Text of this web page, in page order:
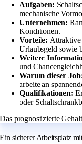
Aufgaben:
mechanische
Unternehmen:
Konditionen.
Vorteile: Attraktive
Urlaubsgeld sowie
Weitere
und
Warum dieser Job:
arbeite an
Qualifikationen:
oder
Das prognostizierte
Ein sicherer Arbeitsplatz